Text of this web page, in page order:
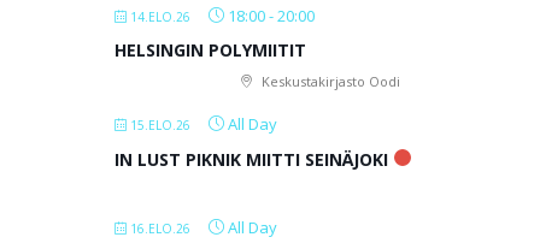
14.ELO.26 18:00-20:00
HELSINGIN POLYMIITIT
Keskustakirjasto Oodi
15.ELO.26 All Day
IN LUST PIKNIK MIITTI SEINÄJOKI
16.ELO.26 All Day